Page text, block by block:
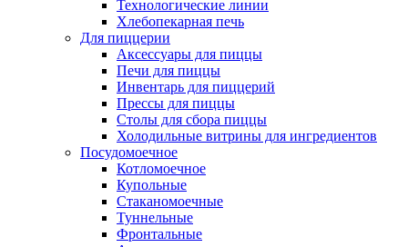
Технологические линии
Хлебопекарная печь
Для пиццерии
Аксессуары для пиццы
Печи для пиццы
Инвентарь для пиццерий
Прессы для пиццы
Столы для сбора пиццы
Холодильные витрины для ингредиентов
Посудомоечное
Котломоечное
Купольные
Стаканомоечные
Туннельные
Фронтальные